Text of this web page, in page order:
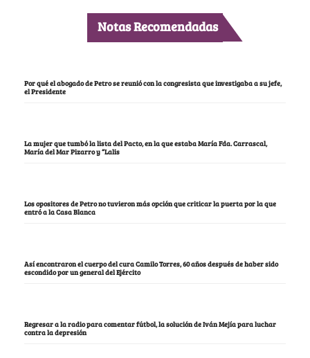
Notas Recomendadas
Por qué el abogado de Petro se reunió con la congresista que investigaba a su jefe,
el Presidente
La mujer que tumbó la lista del Pacto, en la que estaba María Fda. Carrascal,
María del Mar Pizarro y “Lalis
Los opositores de Petro no tuvieron más opción que criticar la puerta por la que
entró a la Casa Blanca
Así encontraron el cuerpo del cura Camilo Torres, 60 años después de haber sido
escondido por un general del Ejército
Regresar a la radio para comentar fútbol, la solución de Iván Mejía para luchar
contra la depresión